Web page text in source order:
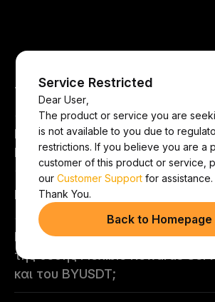
Service Restricted
Dear User,
The product or service you are
is not available to you due to
restrictions. If you believe you are a
customer of this product or service,
ourCustomer Support for assistance.
Thank You.
Back to Homepage
Τι είναι το BYUSDT;
Ποια είναι τα οφέλη της
BYUSDT;
Πώς μπορώ να λάβω BYUSDT;
Ποια είναι η ισοτιμία
της θέσης Flexible Rewards
και του BYUSDT;